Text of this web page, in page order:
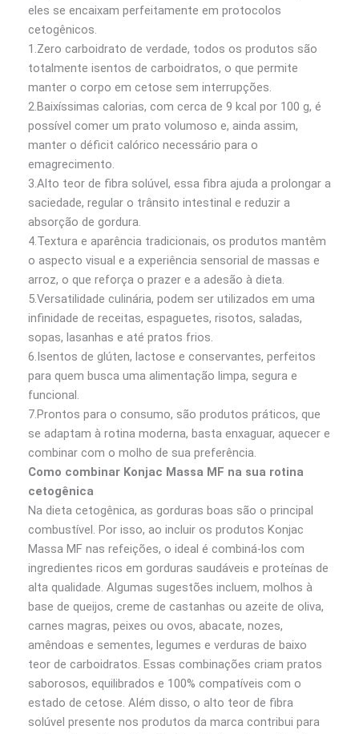
eles se encaixam perfeitamente em protocolos
cetogênicos.
1.Zero carboidrato de verdade, todos os produtos são
totalmente isentos de carboidratos, o que permite
manter o corpo em cetose sem interrupções.
2.Baixíssimas calorias, com cerca de 9 kcal por 100 g, é
possível comer um prato volumoso e, ainda assim,
manter o déficit calórico necessário para o
emagrecimento.
3.Alto teor de fibra solúvel, essa fibra ajuda a prolongar a
saciedade, regular o trânsito intestinal e reduzir a
absorção de gordura.
4.Textura e aparência tradicionais, os produtos mantêm
o aspecto visual e a experiência sensorial de massas e
arroz, o que reforça o prazer e a adesão à dieta.
5.Versatilidade culinária, podem ser utilizados em uma
infinidade de receitas, espaguetes, risotos, saladas,
sopas, lasanhas e até pratos frios.
6.Isentos de glúten, lactose e conservantes, perfeitos
para quem busca uma alimentação limpa, segura e
funcional.
7.Prontos para o consumo, são produtos práticos, que
se adaptam à rotina moderna, basta enxaguar, aquecer e
combinar com o molho de sua preferência.
Como combinar Konjac Massa MF na sua rotina
cetogênica
Na dieta cetogênica, as gorduras boas são o principal
combustível. Por isso, ao incluir os produtos Konjac
Massa MF nas refeições, o ideal é combiná-los com
ingredientes ricos em gorduras saudáveis e proteínas de
alta qualidade. Algumas sugestões incluem, molhos à
base de queijos, creme de castanhas ou azeite de oliva,
carnes magras, peixes ou ovos, abacate, nozes,
amêndoas e sementes, legumes e verduras de baixo
teor de carboidratos. Essas combinações criam pratos
saborosos, equilibrados e 100% compatíveis com o
estado de cetose. Além disso, o alto teor de fibra
solúvel presente nos produtos da marca contribui para